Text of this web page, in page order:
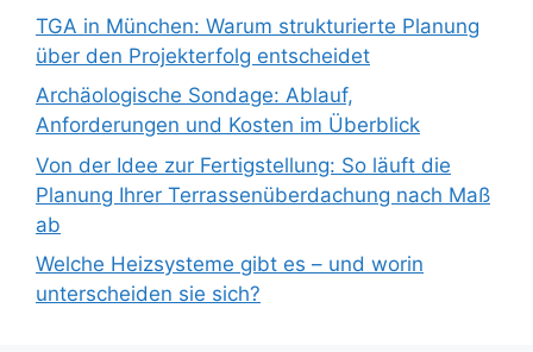
TGA in München: Warum strukturierte Planung
über den Projekterfolg entscheidet
Archäologische Sondage: Ablauf,
Anforderungen und Kosten im Überblick
Von der Idee zur Fertigstellung: So läuft die
Planung Ihrer Terrassenüberdachung nach Maß
ab
Welche Heizsysteme gibt es – und worin
unterscheiden sie sich?